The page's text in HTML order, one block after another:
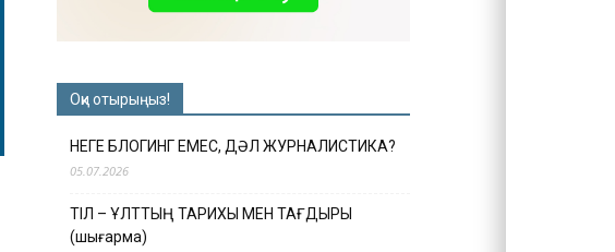
Оқи отырыңыз!
НЕГЕ БЛОГИНГ ЕМЕС, ДӘЛ ЖУРНАЛИСТИКА?
05.07.2026
ТІЛ – ҰЛТТЫҢ ТАРИХЫ МЕН ТАҒДЫРЫ
(шығарма)